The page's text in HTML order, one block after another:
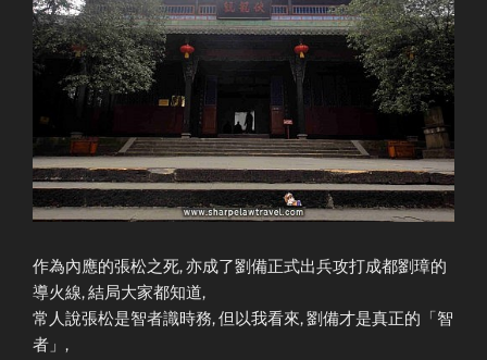
作為內應的張松之死, 亦成了劉備正式出兵攻打成都劉璋的
導火線, 結局大家都知道,
常人說張松是智者識時務, 但以我看來, 劉備才是真正的「智
者」,